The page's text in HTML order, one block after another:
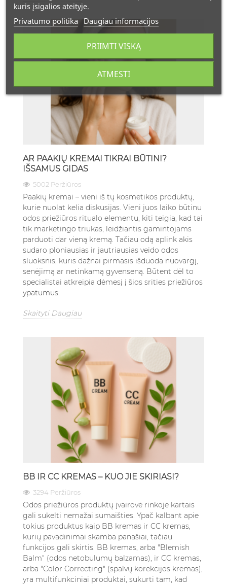
AR PAAKIŲ KREMAI TIKRAI BŪTINI?
IŠSAMUS GIDAS
5002 Peržiūros
Paakių kremai – vieni iš tų kosmetikos produktų,
kurie nuolat kelia diskusijas. Vieni juos laiko būtinu
odos priežiūros ritualo elementu, kiti teigia, kad tai
tik marketingo triukas, leidžiantis gamintojams
parduoti dar vieną kremą. Tačiau odą aplink akis
sudaro ploniausias ir jautriausias veido odos
sluoksnis, kuris dažnai pirmasis išduoda nuovargį,
senėjimą ar netinkamą gyvenseną. Būtent dėl to
specialistai atkreipia dėmesį į šios srities priežiūros
ypatumus.
Skaityti Daugiau
BB IR CC KREMAS – KUO JIE SKIRIASI?
3294 Peržiūros
Odos priežiūros produktų įvairovė rinkoje kartais
gali sukelti nemažai sumaišties. Ypač kalbant apie
tokius produktus kaip BB kremas ir CC kremas,
kurių pavadinimai skamba panašiai, tačiau
funkcijos gali skirtis. BB kremas, arba "Blemish
Balm" (odos netobulumų balzamas), ir CC kremas,
arba "Color Correcting" (spalvų korekcijos kremas),
yra multifunkciniai produktai, sukurti tam, kad
kuris įsigalios ateityje.
Privatumo politika Daugiau informacijos
ATMESTI
PRIIMTI VISKĄ